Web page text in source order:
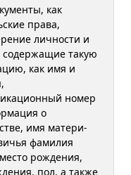
как
права,
личности и
содержащие такую
как имя и
номер
о
имя матери-
фамилия
рождения,
пол, а также